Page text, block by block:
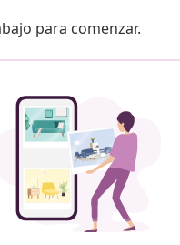
para comenzar.